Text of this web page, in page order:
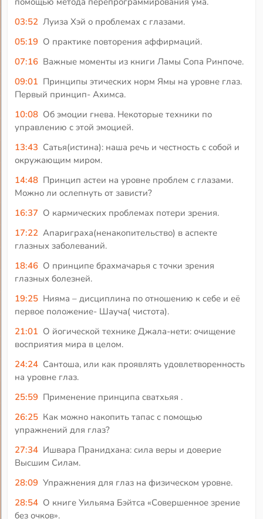
03:52 Луиза Хэй о проблемах с глазами.
05:19 О практике повторения аффирмаций.
07:16 Важные моменты из книги Ламы Сопа Ринпоче.
09:01 Принципы этических норм Ямы на уровне глаз.
Первый принцип- Ахимса.
10:08 Об эмоции гнева. Некоторые техники по
управлению с этой эмоцией.
13:43 Сатья(истина): наша речь и честность с собой и
окружающим миром.
14:48 Принцип астеи на уровне проблем с глазами.
Можно ли ослепнуть от зависти?
16:37 О кармических проблемах потери зрения.
17:22 Апариграха(ненакопительство) в аспекте
глазных заболеваний.
18:46 О принципе брахмачарья с точки зрения
глазных болезней.
19:25 Нияма – дисциплина по отношению к себе и её
первое положение- Шауча( чистота).
21:01 О йогической технике Джала-нети: очищение
восприятия мира в целом.
24:24 Сантоша, или как проявлять удовлетворенность
на уровне глаз.
25:59 Применение принципа сватхьяя .
26:25 Как можно накопить тапас с помощью
упражнений для глаз?
27:34 Ишвара Пранидхана: сила веры и доверие
Высшим Силам.
28:09 Упражнения для глаз на физическом уровне.
28:54 О книге Уильяма Бэйтса «Совершенное зрение
без очков».